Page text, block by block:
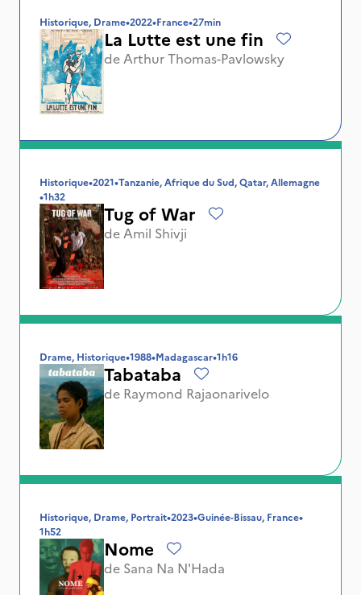
Historique, Drame•2022•France•27min
La Lutte est une fin
de Arthur Thomas-Pavlowsky
Historique•2021•Tanzanie, Afrique du Sud, Qatar, Allemagne
•1h32
Tug of War
de Amil Shivji
Drame, Historique•1988•Madagascar•1h16
Tabataba
de Raymond Rajaonarivelo
Historique, Drame, Portrait•2023•Guinée-Bissau, France•
1h52
Nome
de Sana Na N'Hada